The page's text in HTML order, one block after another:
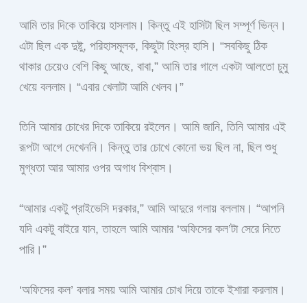
আমি তার দিকে তাকিয়ে হাসলাম। কিন্তু এই হাসিটা ছিল সম্পূর্ণ ভিন্ন।
এটা ছিল এক দুষ্টু, পরিহাসমূলক, কিছুটা হিংস্র হাসি। “সবকিছু ঠিক
থাকার চেয়েও বেশি কিছু আছে, বাবা,” আমি তার গালে একটা আলতো চুমু
খেয়ে বললাম। “এবার খেলাটা আমি খেলব।”
তিনি আমার চোখের দিকে তাকিয়ে রইলেন। আমি জানি, তিনি আমার এই
রূপটা আগে দেখেননি। কিন্তু তার চোখে কোনো ভয় ছিল না, ছিল শুধু
মুগ্ধতা আর আমার ওপর অগাধ বিশ্বাস।
“আমার একটু প্রাইভেসি দরকার,” আমি আদুরে গলায় বললাম। “আপনি
যদি একটু বাইরে যান, তাহলে আমি আমার ‘অফিসের কল’টা সেরে নিতে
পারি।”
‘অফিসের কল’ বলার সময় আমি আমার চোখ দিয়ে তাকে ইশারা করলাম।